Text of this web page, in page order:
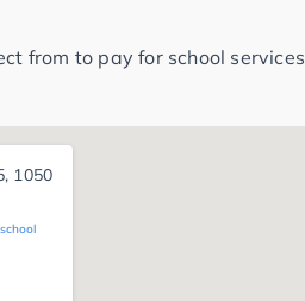
from to pay for school services
1050